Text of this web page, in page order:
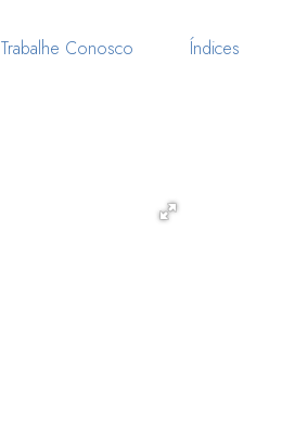
Trabalhe Conosco Índices